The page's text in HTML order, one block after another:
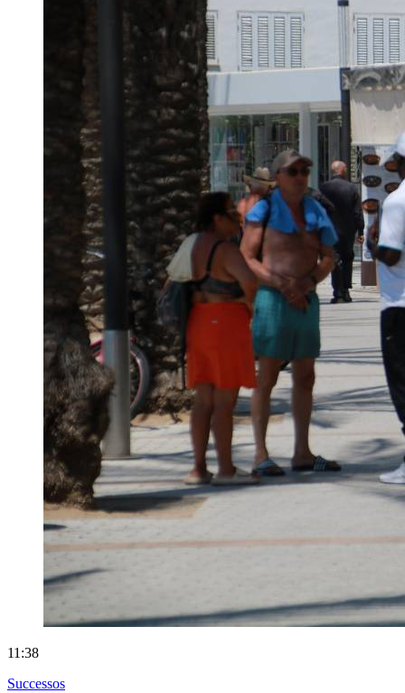
11:38
Successos